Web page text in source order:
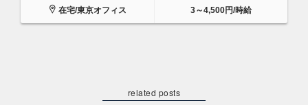
在宅/東京オフィス 3～4,500円/時給